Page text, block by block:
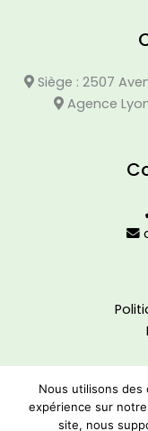
Siège : 2507
Agence
Nous utilisons des
expérience sur
site, nous